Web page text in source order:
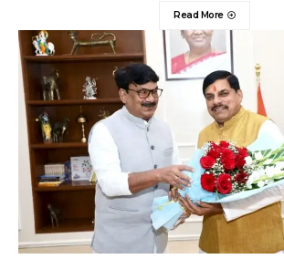
Read More